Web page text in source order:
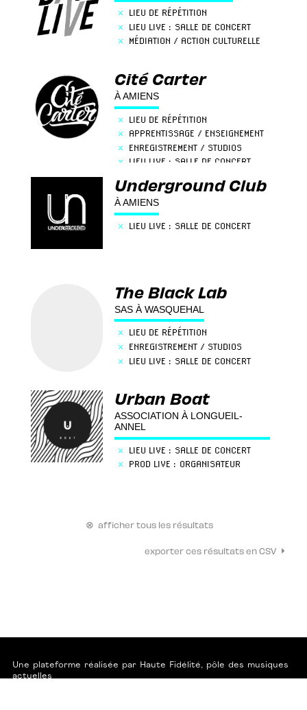
× LIEU DE RÉPÉTITION
× LIEU LIVE : SALLE DE CONCERT
× MÉDIATION / ACTION CULTURELLE
Cité Carter
À AMIENS
× LIEU DE RÉPÉTITION
× APPRENTISSAGE / ENSEIGNEMENT
× ENREGISTREMENT / STUDIOS
× LIEU LIVE : SALLE DE CONCERT
Underground Club
À AMIENS
× LIEU LIVE : SALLE DE CONCERT
The Black Lab
SAS À WASQUEHAL
× LIEU DE RÉPÉTITION
× ENREGISTREMENT / STUDIOS
× LIEU LIVE : SALLE DE CONCERT
Urban Boat
ASSOCIATION À LONGUEIL-
ANNEL
× LIEU LIVE : SALLE DE CONCERT
× PROD LIVE : ORGANISATEUR
⊗ afficher tous les résultats
exporter ces résultats en CSV ⏵
Une plateforme réalisée par Haute Fidélité, pôle des musiques
actuelles